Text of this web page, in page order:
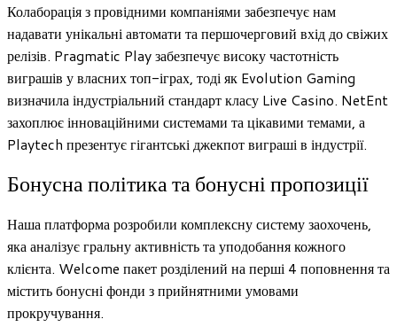
Колаборація з провідними компаніями забезпечує нам
надавати унікальні автомати та першочерговий вхід до свіжих
релізів. Pragmatic Play забезпечує високу частотність
виграшів у власних топ-іграх, тоді як Evolution Gaming
визначила індустріальний стандарт класу Live Casino. NetEnt
захоплює інноваційними системами та цікавими темами, а
Playtech презентує гігантські джекпот виграші в індустрії.
Бонусна політика та бонусні пропозиції
Наша платформа розробили комплексну систему заохочень,
яка аналізує гральну активність та уподобання кожного
клієнта. Welcome пакет розділений на перші 4 поповнення та
містить бонусні фонди з прийнятними умовами
прокручування.